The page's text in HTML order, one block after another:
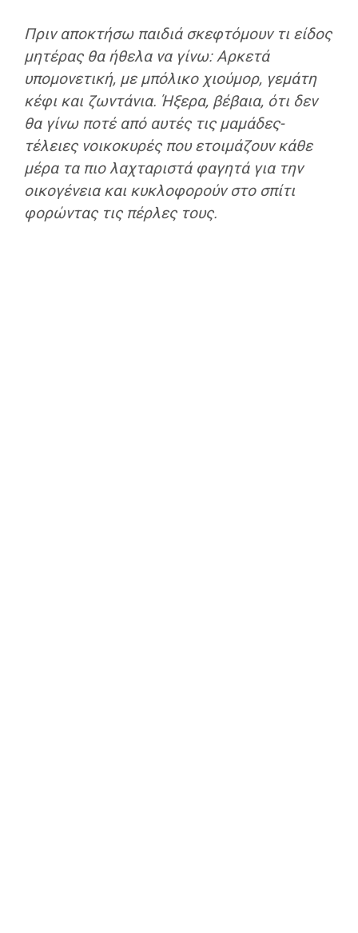
Πριν αποκτήσω παιδιά σκεφτόμουν τι είδος
μητέρας θα ήθελα να γίνω: Αρκετά
υπομονετική, με μπόλικο χιούμορ, γεμάτη
κέφι και ζωντάνια. Ήξερα, βέβαια, ότι δεν
θα γίνω ποτέ από αυτές τις μαμάδες-
τέλειες νοικοκυρές που ετοιμάζουν κάθε
μέρα τα πιο λαχταριστά φαγητά για την
οικογένεια και κυκλοφορούν στο σπίτι
φορώντας τις πέρλες τους.